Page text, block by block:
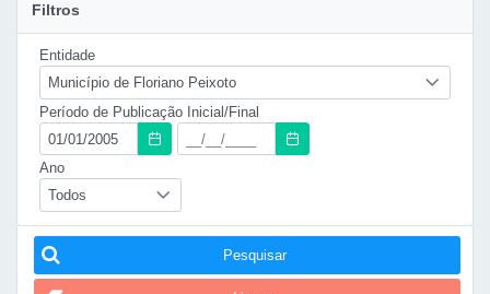
Filtros
Entidade
Município de Floriano Peixoto
Período de Publicação Inicial/Final
Ano
Todos
Pesquisar